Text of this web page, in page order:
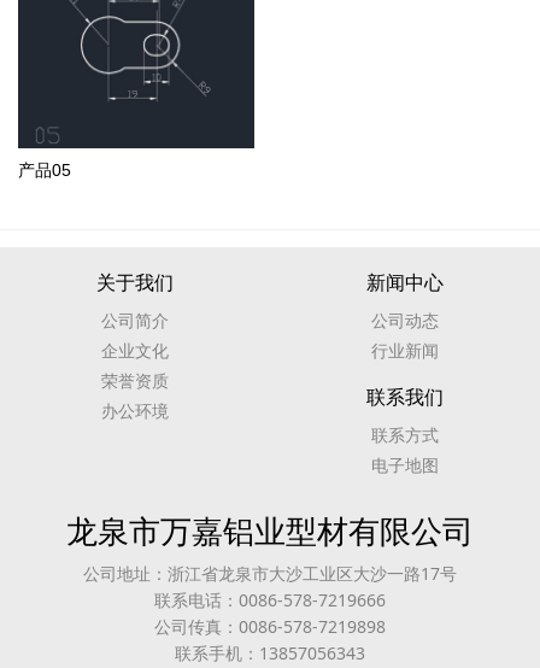
产品05
关于我们
公司简介
企业文化
荣誉资质
办公环境
新闻中心
公司动态
行业新闻
联系我们
联系方式
电子地图
龙泉市万嘉铝业型材有限公司
公司地址：浙江省龙泉市大沙工业区大沙一路17号
联系电话：0086-578-7219666
公司传真：0086-578-7219898
联系手机：13857056343